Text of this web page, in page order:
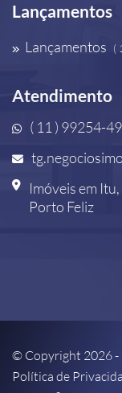
Lançamentos
Lançamentos (
Atendimento
( 11 ) 99254-
Imóveis em
Porto Feliz
© Copyright 2026 -
Política de